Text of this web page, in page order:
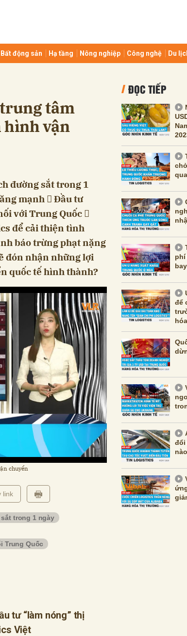
Bất động sản Hạ tầng Nông nghiệp Công nghệ Du
tâm
vận
đường sắt trong 1
mạnh  Đầu tư
với Trung Quốc 
để cải thiện tình
báo trừng phạt nặng
đón nhận những lợi
quốc tế hình thành?
chuyển
link
trong 1 ngày
Trung Quốc
tư “làm nóng” thị
Việt
ĐỌC TIẾP
phí
để
hóa
đổi
Gửi